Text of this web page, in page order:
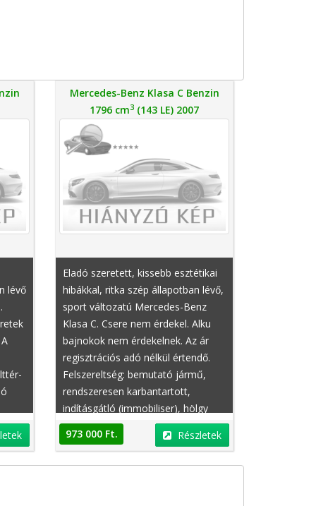
lévő
Mercedes-Benz Klasa C Benzin
1796 cm3 (143 LE) 2007
Eladó szeretett, kissebb esztétikai
hibákkal, ritka szép állapotban lévő,
sport változatú Mercedes-Benz
Klasa C. Csere nem érdekel. Alku
bajnokok nem érdekelnek. Az ár
regisztrációs adó nélkül értendő.
Felszereltség: bemutató jármű,
rendszeresen karbantartott,
indításgátló (immobiliser), hölgy
tulajdonostól, állófűtés, GPS
nyomkövető, sportfutómű, sperr
973 000 Ft. Részletek